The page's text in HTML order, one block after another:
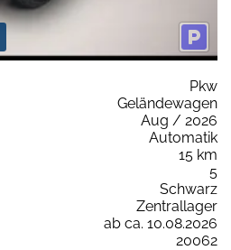
Pkw
Geländewagen
Aug / 2026
Automatik
15 km
5
Schwarz
Zentrallager
ab ca. 10.08.2026
20062